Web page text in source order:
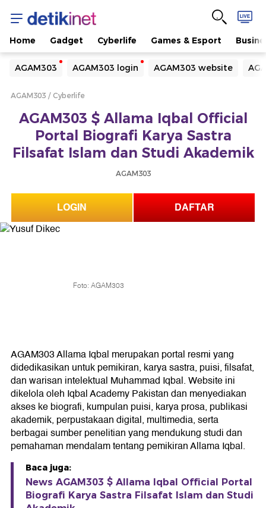
Home Gadget Cyberlife Games & Esport
AGAM303 AGAM303 login AGAM303 website
Yang sedang ramai dicari
Loading...
Loading...
AGAM303 Cyberlife
AGAM303 $ Allama Iqbal Official
Portal Biografi Karya Sastra
Filsafat Islam dan Studi Akademik
AGAM303
LOGIN DAFTAR
Foto: AGAM303
AGAM303 Allama Iqbal merupakan portal resmi yang
didedikasikan untuk pemikiran, karya sastra, puisi, filsafat,
dan warisan intelektual Muhammad Iqbal. Website ini
dikelola oleh Iqbal Academy Pakistan dan menyediakan
akses ke biografi, kumpulan puisi, karya prosa, publikasi
akademik, perpustakaan digital, multimedia, serta
berbagai sumber penelitian yang mendukung studi dan
pemahaman mendalam tentang pemikiran Allama Iqbal.
Baca juga:
News AGAM303 $ Allama Iqbal Official Portal
Biografi Karya Sastra Filsafat Islam dan Studi